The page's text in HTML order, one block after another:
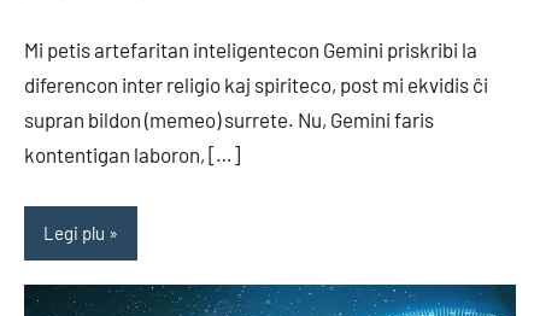
Mi petis artefaritan inteligentecon Gemini priskribi la
diferencon inter religio kaj spiriteco, post mi ekvidis ĉi
supran bildon (memeo) surrete. Nu, Gemini faris
kontentigan laboron, […]
Legi plu